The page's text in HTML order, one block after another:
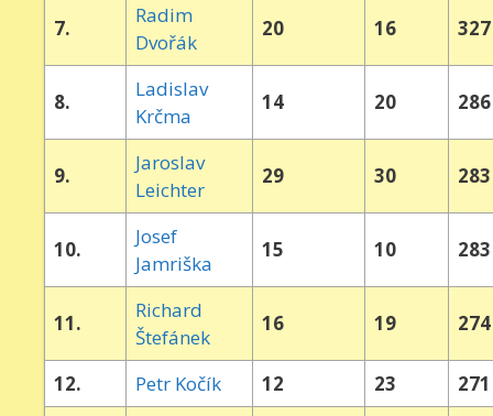
7.
Radim
Dvořák
20 16 327
8.
Ladislav
Krčma
14 20 286
9.
Jaroslav
Leichter
29 30 283
10.
Josef
Jamriška
15 10 283
11.
Richard
Štefánek
16 19 274
12. Petr Kočík 12 23 271